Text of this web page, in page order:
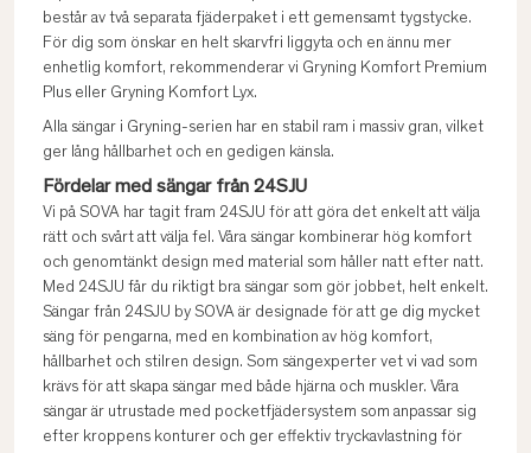
består av två separata fjäderpaket i ett gemensamt tygstycke.
För dig som önskar en helt skarvfri liggyta och en ännu mer
enhetlig komfort, rekommenderar vi Gryning Komfort Premium
Plus eller Gryning Komfort Lyx.
Alla sängar i Gryning-serien har en stabil ram i massiv gran, vilket
ger lång hållbarhet och en gedigen känsla.
Fördelar med sängar från 24SJU
Vi på SOVA har tagit fram 24SJU för att göra det enkelt att välja
rätt och svårt att välja fel. Våra sängar kombinerar hög komfort
och genomtänkt design med material som håller natt efter natt.
Med 24SJU får du riktigt bra sängar som gör jobbet, helt enkelt.
Sängar från 24SJU by SOVA är designade för att ge dig mycket
säng för pengarna, med en kombination av hög komfort,
hållbarhet och stilren design. Som sängexperter vet vi vad som
krävs för att skapa sängar med både hjärna och muskler. Våra
sängar är utrustade med pocketfjädersystem som anpassar sig
efter kroppens konturer och ger effektiv tryckavlastning för